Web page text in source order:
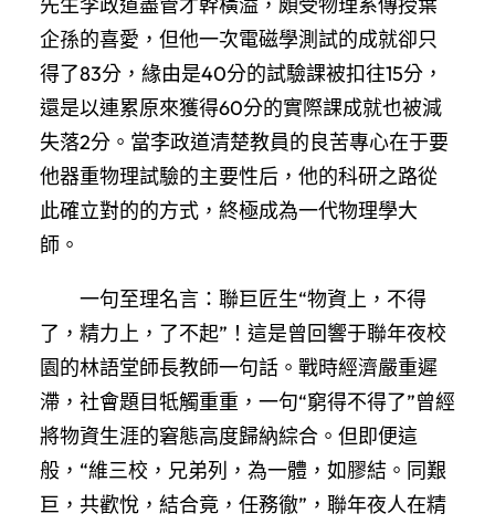
企孫的喜愛，但他一次電磁學測試的成就卻只
得了83分，緣由是40分的試驗課被扣往15分，
還是以連累原來獲得60分的實際課成就也被減
失落2分。當李政道清楚教員的良苦專心在于要
他器重物理試驗的主要性后，他的科研之路從
此確立對的的方式，終極成為一代物理學大
師。
一句至理名言：聯巨匠生“物資上，不得
了，精力上，了不起”！這是曾回響于聯年夜校
園的林語堂師長教師一句話。戰時經濟嚴重遲
滯，社會題目牴觸重重，一句“窮得不得了”曾經
將物資生涯的窘態高度歸納綜合。但即便這
般，“維三校，兄弟列，為一體，如膠結。同艱
巨，共歡悅，結合竟，任務徹”，聯年夜人在精